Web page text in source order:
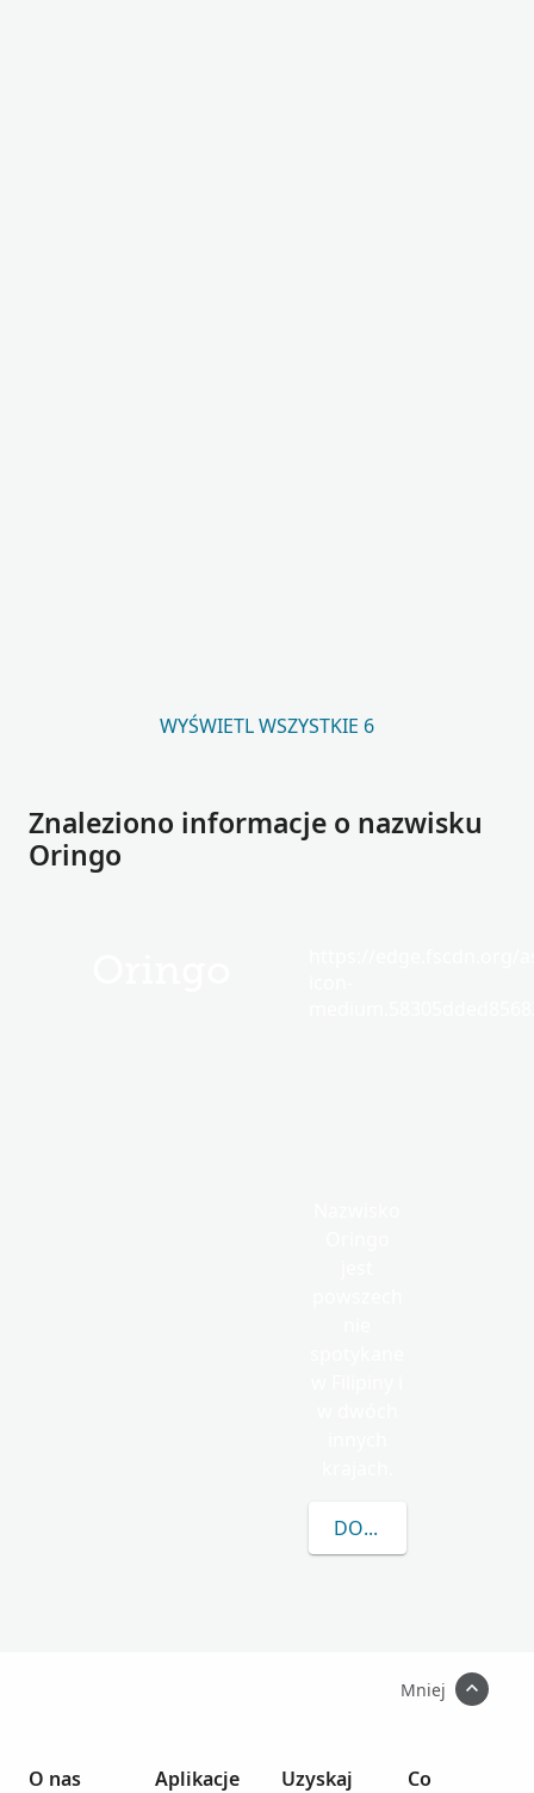
WYŚWIETL WSZYSTKIE 6
Znaleziono informacje o nazwisku
Oringo
DOWIEDZ SIĘ
Mniej
O nas
Aplikacje
Uzyskaj
Co